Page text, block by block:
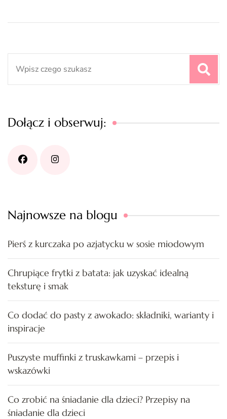
Dołącz i obserwuj:
Najnowsze na blogu
Pierś z kurczaka po azjatycku w sosie miodowym
Chrupiące frytki z batata: jak uzyskać idealną
teksturę i smak
Co dodać do pasty z awokado: składniki, warianty i
inspiracje
Puszyste muffinki z truskawkami – przepis i
wskazówki
Co zrobić na śniadanie dla dzieci? Przepisy na
śniadanie dla dzieci